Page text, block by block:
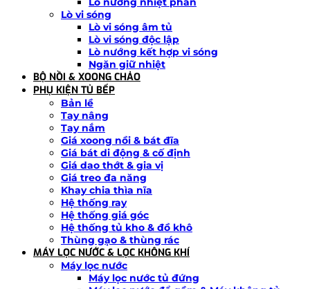
Lò vi sóng
Lò vi sóng âm tủ
Lò vi sóng độc lập
Lò nướng kết hợp vi sóng
Ngăn giữ nhiệt
BỘ NỒI & XOONG CHẢO
PHỤ KIỆN TỦ BẾP
Bản lề
Tay nâng
Tay nắm
Giá xoong nồi & bát đĩa
Giá bát di động & cố định
Giá dao thớt & gia vị
Giá treo đa năng
Khay chia thìa nĩa
Hệ thống ray
Hệ thống giá góc
Hệ thống tủ kho & đồ khô
Thùng gạo & thùng rác
MÁY LỌC NƯỚC & LỌC KHÔNG KHÍ
Máy lọc nước
Máy lọc nước tủ đứng